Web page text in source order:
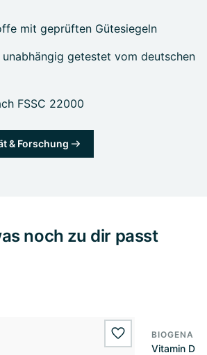
mit geprüften Gütesiegeln
unabhängig getestet vom deutschen
FSSC 22000
& Forschung
noch zu dir passt
wishlist.add
BIOGENA
Vitamin D3